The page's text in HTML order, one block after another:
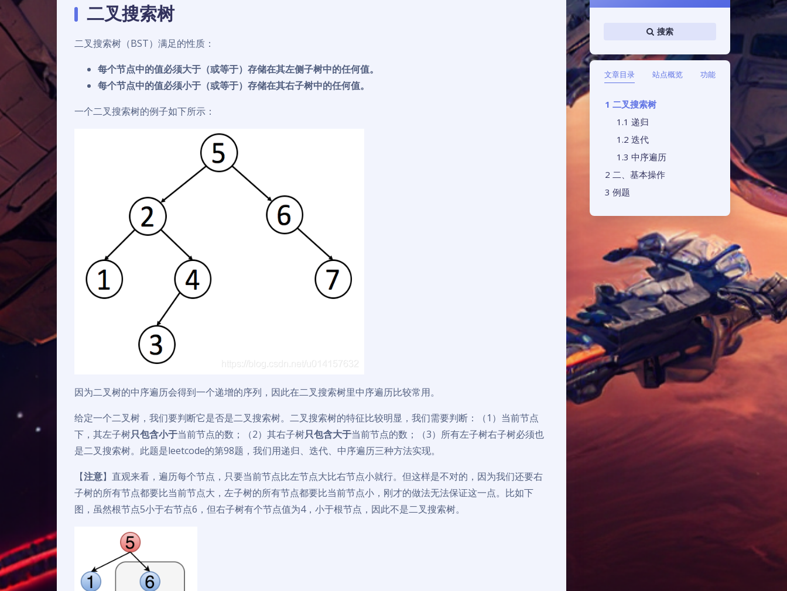
搜索
文章目录 站点概览 功能
二叉搜索树
递归
迭代
中序遍历
二、基本操作
例题
二叉搜索树
二叉搜索树（BST）满足的性质：
每个节点中的值必须大于（或等于）存储在其左侧子树中的任何值。
每个节点中的值必须小于（或等于）存储在其右子树中的任何值。
一个二叉搜索树的例子如下所示：
因为二叉树的中序遍历会得到一个递增的序列，因此在二叉搜索树里中序遍历比较常用。
给定一个二叉树，我们要判断它是否是二叉搜索树。二叉搜索树的特征比较明显，我们需要判断：（1）当前节点
下，其左子树只包含小于当前节点的数；（2）其右子树只包含大于当前节点的数；（3）所有左子树右子树必须也
是二叉搜索树。此题是leetcode的第98题，我们用递归、迭代、中序遍历三种方法实现。
【注意】直观来看，遍历每个节点，只要当前节点比左节点大比右节点小就行。但这样是不对的，因为我们还要右
子树的所有节点都要比当前节点大，左子树的所有节点都要比当前节点小，刚才的做法无法保证这一点。比如下
图，虽然根节点5小于右节点6，但右子树有个节点值为4，小于根节点，因此不是二叉搜索树。